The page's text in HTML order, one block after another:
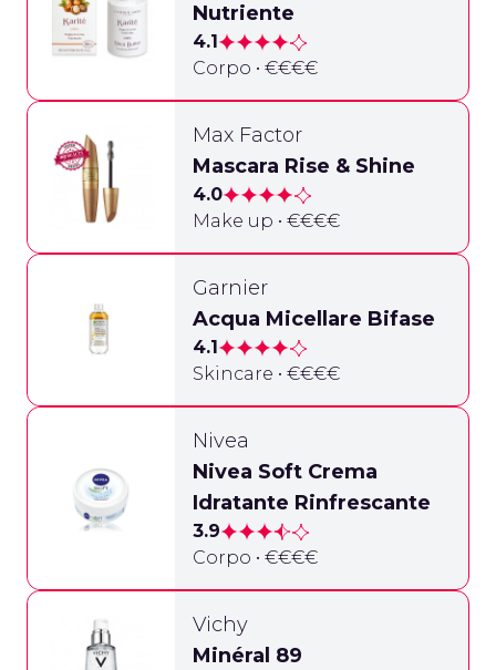
Nutriente
4.1
Corpo • €€€€
Max Factor
Mascara Rise & Shine
4.0
Make up • €€€€
Garnier
Acqua Micellare Bifase
4.1
Skincare • €€€€
Nivea
Nivea Soft Crema
Idratante Rinfrescante
3.9
Corpo • €€€€
Vichy
Minéral 89